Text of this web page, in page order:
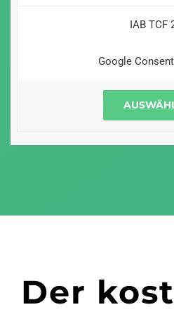
IAB TCF
Google
Der